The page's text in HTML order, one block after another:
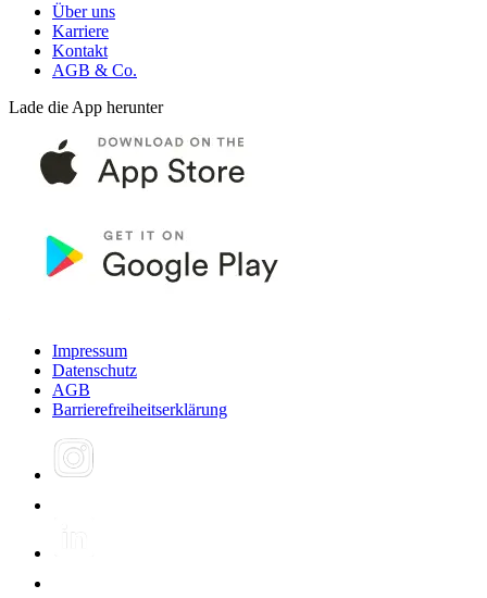
Über uns
Karriere
Kontakt
AGB & Co.
Lade die App herunter
Impressum
Datenschutz
AGB
Barrierefreiheitserklärung